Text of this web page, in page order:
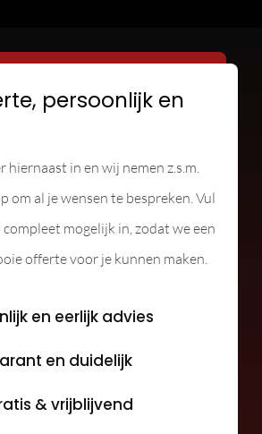
persoonlijk en
hiernaast in en wij nemen z.s.m.
om al je wensen te bespreken. Vul
mogelijk in, zodat we een
offerte voor je kunnen maken.
en eerlijk advies
en duidelijk
& vrijblijvend